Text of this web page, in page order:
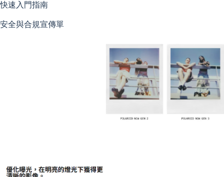
快速入門指南
安全與合規宣傳單